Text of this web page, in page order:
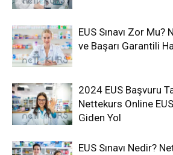
EUS Sınavı Zor
ve Başarı Garantili
2024 EUS Başvuru
Nettekurs Online
Giden Yol
EUS Sınavı Nedir?